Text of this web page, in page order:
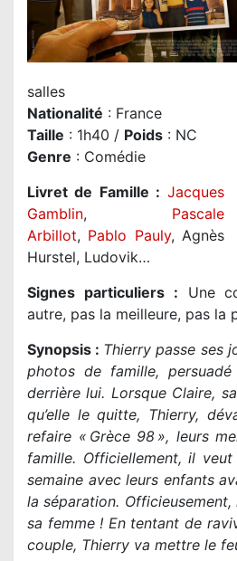
salles
Nationalité : France
Taille : 1h40 / Poids : NC
Genre : Comédie
Livret de Famille : Jacques
Gamblin, Pascale
Arbillot, Pablo Pauly, Agnès
Hurstel, Ludovik…
Signes particuliers : Une
autre, pas la meilleure, pas la
Synopsis : Thierry passe ses
photos de famille,
derrière lui. Lorsque Claire,
qu’elle le quitte, Thierry,
refaire « Grèce 98 », leurs
famille. Officiellement, il
semaine avec leurs enfants
la séparation.
sa femme ! En tentant de
couple, Thierry va mettre le